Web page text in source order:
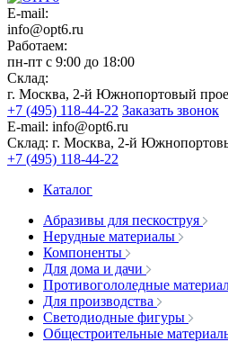
E-mail:
info@opt6.ru
Работаем:
пн-пт с 9:00 до 18:00
Склад:
г. Москва, 2-й Южнопортовый
+7 (495) 118-44-22 Заказать звонок
E-mail: info@opt6.ru
Склад: г. Москва, 2-й
+7 (495) 118-44-22
Каталог
Абразивы для пескоструя
Нерудные материалы
Компоненты
Для дома и дачи
Противогололедные
Для производства
Светодиодные фигуры
Общестроительные